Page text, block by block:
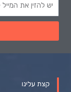
י
י
י
קצת עלינו